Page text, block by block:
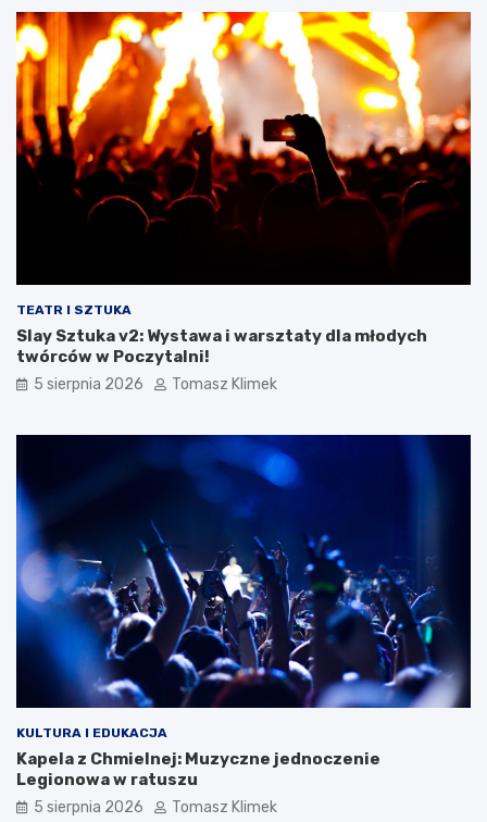
TEATR I SZTUKA
Slay Sztuka v2: Wystawa i warsztaty dla młodych
twórców w Poczytalni!
5 sierpnia 2026 Tomasz Klimek
KULTURA I EDUKACJA
Kapela z Chmielnej: Muzyczne jednoczenie
Legionowa w ratuszu
5 sierpnia 2026 Tomasz Klimek